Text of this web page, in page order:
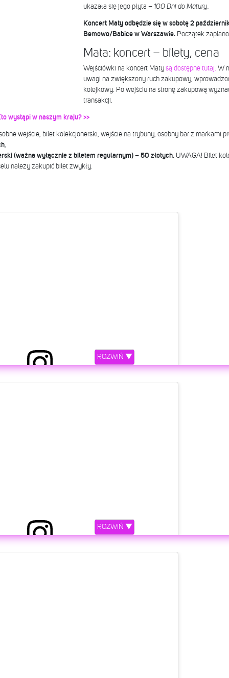
ukazała się jego płyta – 100 Dni do Matury.
Koncert Maty odbędzie się w sobotę 2
Bemowo/Babice w Warszawie.Początek
Mata: koncert – bilety, cena
Wejściówki na koncert Matysą dostępne tutaj. W
uwagi na zwiększony ruch zakupowy,
kolejkowy. Po wejściu na stronę zakupową
transakcji.
wystąpi w naszym kraju? >>
wejście, bilet kolekcjonerski, wejście na trybuny, osobny bar z markami
,
(ważna wyłącznie z biletem regularnym) – 50 złotych.UWAGA! Bilet
należy zakupić bilet zwykły.
przez MATA (@33mata)
ROZWIŃ ▼
ROZWIŃ ▼